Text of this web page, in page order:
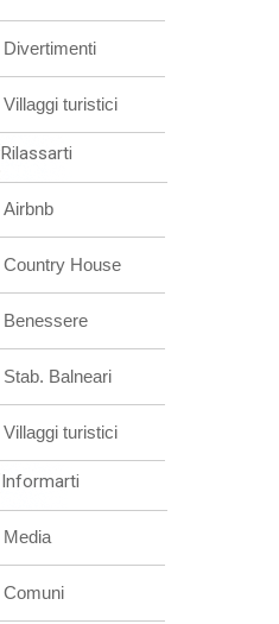
Divertimenti
Villaggi turistici
Rilassarti
Airbnb
Country House
Benessere
Stab. Balneari
Villaggi turistici
Informarti
Media
Comuni